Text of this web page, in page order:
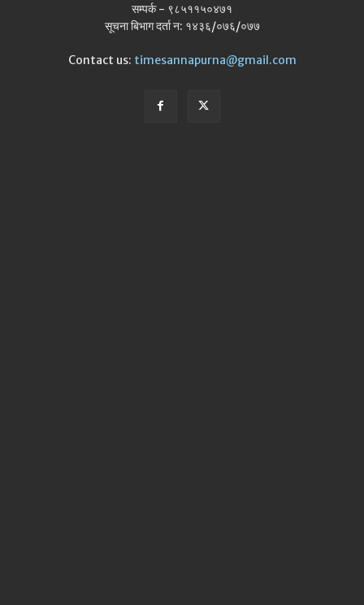
सम्पर्क - ९८५११५०४७१
सूचना बिभाग दर्ता न: १४३६/०७६/०७७
Contact us: timesannapurna@gmail.com